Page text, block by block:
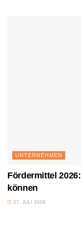
UNTERNEHMEN
Fördermittel
können
27. JULI 2026